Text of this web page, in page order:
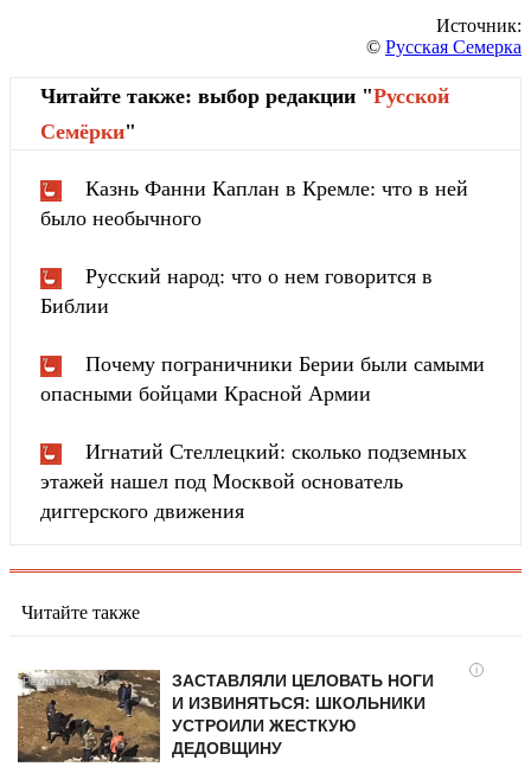
Источник:
© Русская Семерка
Читайте также: выбор редакции "Русской
Cемёрки"
Казнь Фанни Каплан в Кремле: что в ней
было необычного
Русский народ: что о нем говорится в
Библии
Почему пограничники Берии были самыми
опасными бойцами Красной Армии
Игнатий Стеллецкий: сколько подземных
этажей нашел под Москвой основатель
диггерского движения
Читайте также
i
ЗАСТАВЛЯЛИ ЦЕЛОВАТЬ НОГИ
И ИЗВИНЯТЬСЯ: ШКОЛЬНИКИ
УСТРОИЛИ ЖЕСТКУЮ
ДЕДОВЩИНУ